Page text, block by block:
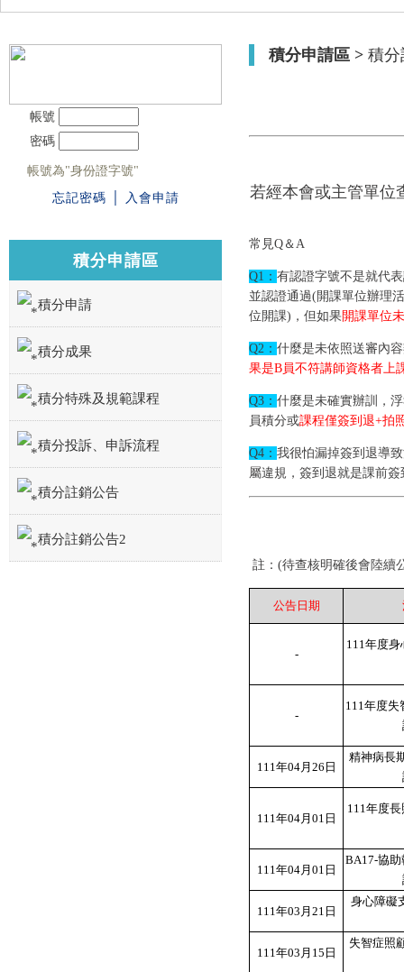
帳號
密碼
帳號為"身份證字號"
忘記密碼
入會申請
積分申請區
積分申請
積分成果
積分特殊及規範課程
積分投訴、申訴流程
積分註銷公告
積分註銷公告2
積分申請區 > 積分
若經本會或主管單位
常見Q＆A
Q1： 有認證字號不是就代
並認證通過(開課單位辦理
位開課)，但如果開課單位
Q2： 什麼是未依照送審內
果是B員不符講師資格者上
Q3： 什麼是未確實辦訓，
員積分或課程僅簽到退+拍
Q4： 我很怕漏掉簽到退導
屬違規，簽到退就是課前
註：(待查核明確後會陸續
公告日期
-
111年度
-
111年度失
111年04月26日
精神病長
111年04月01日
111年度
111年04月01日
BA17-協
111年03月21日
身心障礙
111年03月15日
失智症照